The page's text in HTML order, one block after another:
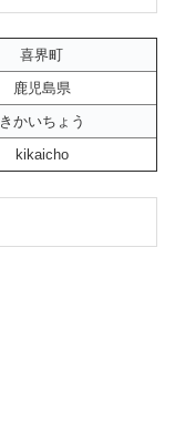
喜界町
鹿児島県
きかいちょう
kikaicho